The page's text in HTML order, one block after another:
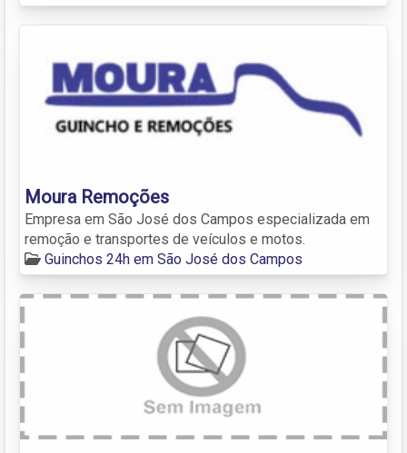
Moura Remoções
Empresa em São José dos Campos especializada em
remoção e transportes de veículos e motos.
Guinchos 24h em São José dos Campos